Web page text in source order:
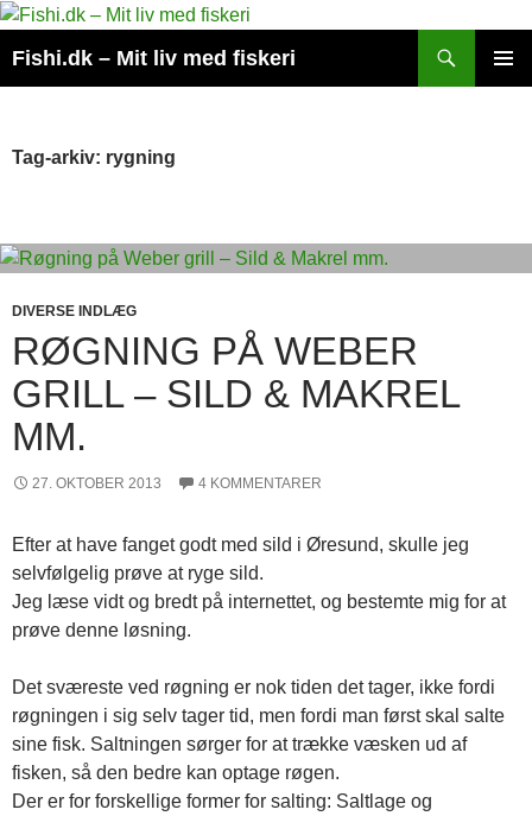
Hop
indhold
Fishi.dk – Mit liv med fiskeri
Tag-arkiv: rygning
DIVERSE INDLÆG
RØGNING PÅ WEBER
GRILL – SILD & MAKREL
MM.
27. OKTOBER 2013 4 KOMMENTARER
Efter at have fanget godt med sild i Øresund, skulle jeg
selvfølgelig prøve at ryge sild.
Jeg læse vidt og bredt på internettet, og bestemte mig for at
prøve denne løsning.
Det sværeste ved røgning er nok tiden det tager, ikke fordi
røgningen i sig selv tager tid, men fordi man først skal salte
sine fisk. Saltningen sørger for at trække væsken ud af
fisken, så den bedre kan optage røgen.
Der er for forskellige former for salting: Saltlage og